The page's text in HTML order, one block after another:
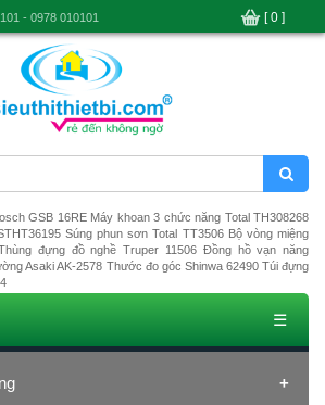
GSB 16RE Máy khoan 3 chức năng Total TH308268
Súng phun sơn Total TT3506 Bộ vòng miệng
đựng đồ nghề Truper 11506 Đồng hồ vạn năng
Asaki AK-2578 Thước đo góc Shinwa 62490 Túi đựng
☰
- 0978 010101 [ 0 ]